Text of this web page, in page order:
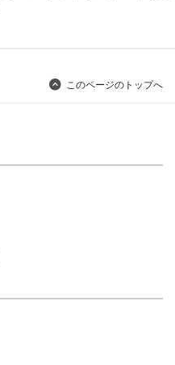
このページのトップへ